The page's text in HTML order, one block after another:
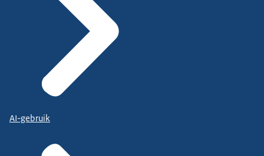
AI-gebruik